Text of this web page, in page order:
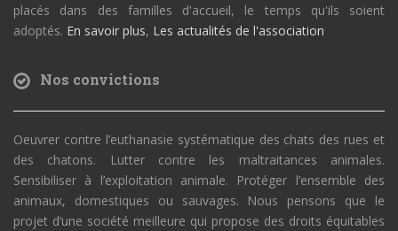
placés dans des familles d'accueil, le temps qu'ils soient
adoptés. En savoir plus, Les actualités de l'association
Nos convictions
Oeuvrer contre l’euthanasie systématique des chats des rues et
des chatons. Lutter contre les maltraitances animales.
Sensibiliser à l’exploitation animale. Protéger l’ensemble des
animaux, domestiques ou sauvages. Nous pensons que le
projet d’une société meilleure qui propose des droits équitables